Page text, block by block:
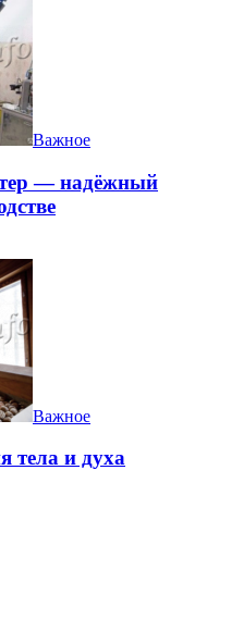
Важное
— надёжный
Важное
тела и духа